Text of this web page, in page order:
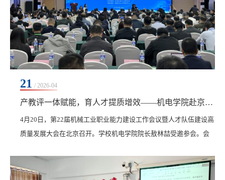
21 / 2026-04
产教评一体赋能，育人才提质增效——机电学院赴京参会并获先进集体荣誉
4月20日，第22届机械工业职业能力建设工作会议暨人才队伍建设高
质量发展大会在北京召开。学校机电学院院长敖林喆受邀参会。会
体”荣誉称号；同时机电学院与机械工业联合会深化合作，成功获批
机械行业职业能力评价实训基地。本次会议由机械工业人才评价中